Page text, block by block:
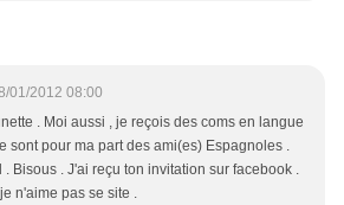
01/2012 08:00
. Moi aussi , je reçois des coms en langue
sont pour ma part des ami(es) Espagnoles .
. Bisous . J'ai reçu ton invitation sur facebook .
n'aime pas se site .